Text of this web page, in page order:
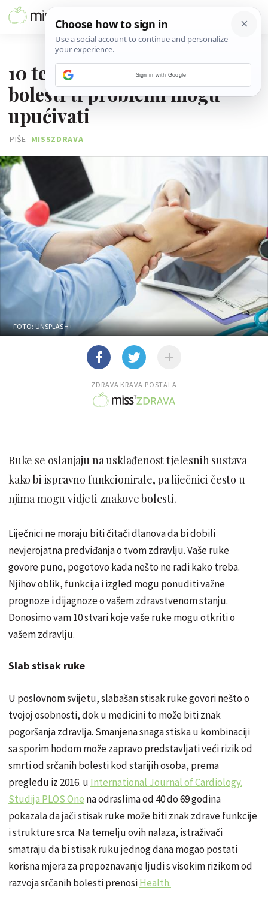
10 tegoba s rukama i na koje
bolesti ti problemi mogu
upućivati
PIŠE MISSZDRAVA
FOTO: UNSPLASH+
ZDRAVA KRAVA POSTALA
Ruke se oslanjaju na usklađenost tjelesnih sustava
kako bi ispravno funkcionirale, pa liječnici često u
njima mogu vidjeti znakove bolesti.
Liječnici ne moraju biti čitači dlanova da bi dobili
nevjerojatna predviđanja o tvom zdravlju. Vaše ruke
govore puno, pogotovo kada nešto ne radi kako treba.
Njihov oblik, funkcija i izgled mogu ponuditi važne
prognoze i dijagnoze o vašem zdravstvenom stanju.
Donosimo vam 10 stvari koje vaše ruke mogu otkriti o
vašem zdravlju.
Slab stisak ruke
U poslovnom svijetu, slabašan stisak ruke govori nešto o
tvojoj osobnosti, dok u medicini to može biti znak
pogoršanja zdravlja. Smanjena snaga stiska u kombinaciji
sa sporim hodom može zapravo predstavljati veći rizik od
smrti od srčanih bolesti kod starijih osoba, prema
pregledu iz 2016. u International Journal of Cardiology.
Studija PLOS One na odraslima od 40 do 69 godina
pokazala da jači stisak ruke može biti znak zdrave funkcije
i strukture srca. Na temelju ovih nalaza, istraživači
smatraju da bi stisak ruku jednog dana mogao postati
korisna mjera za prepoznavanje ljudi s visokim rizikom od
razvoja srčanih bolesti prenosiHealth.
Sign in with Google